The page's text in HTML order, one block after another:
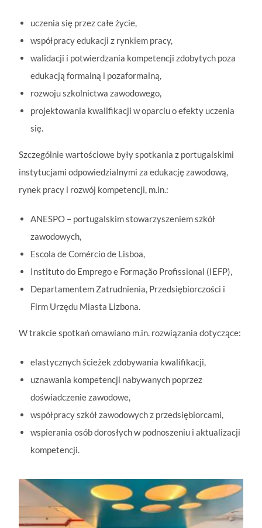
uczenia się przez całe życie,
współpracy edukacji z rynkiem pracy,
walidacji i potwierdzania kompetencji zdobytych poza
edukacją formalną i pozaformalną,
rozwoju szkolnictwa zawodowego,
projektowania kwalifikacji w oparciu o efekty uczenia
się.
Szczególnie wartościowe były spotkania z portugalskimi
instytucjami odpowiedzialnymi za edukację zawodową,
rynek pracy i rozwój kompetencji, m.in.:
ANESPO – portugalskim stowarzyszeniem szkół
zawodowych,
Escola de Comércio de Lisboa,
Instituto do Emprego e Formação Profissional (IEFP),
Departamentem Zatrudnienia, Przedsiębiorczości i
Firm Urzędu Miasta Lizbona.
W trakcie spotkań omawiano m.in. rozwiązania dotyczące:
elastycznych ścieżek zdobywania kwalifikacji,
uznawania kompetencji nabywanych poprzez
doświadczenie zawodowe,
współpracy szkół zawodowych z przedsiębiorcami,
wspierania osób dorosłych w podnoszeniu i aktualizacji
kompetencji.